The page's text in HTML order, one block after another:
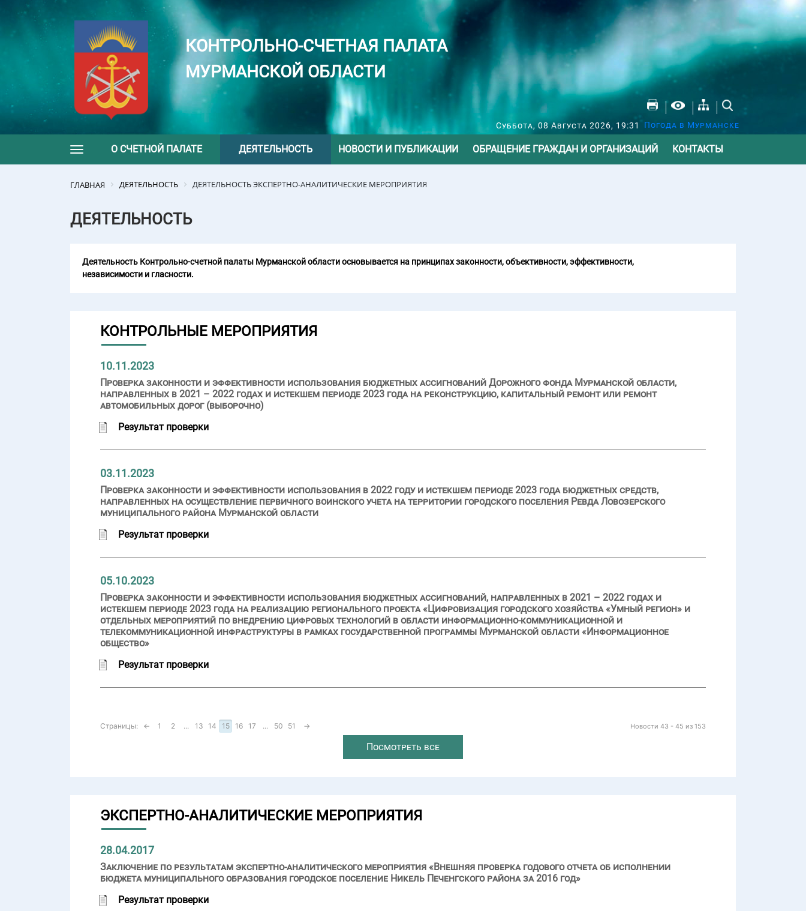
КОНТРОЛЬНО-СЧЕТНАЯ ПАЛАТА
МУРМАНСКОЙ ОБЛАСТИ
Суббота, 08 Августа 2026, 19:31 Погода в Мурманске
Toggle navigation
О СЧЕТНОЙ ПАЛАТЕ ДЕЯТЕЛЬНОСТЬ НОВОСТИ И ПУБЛИКАЦИИ ОБРАЩЕНИЕ ГРАЖДАН И ОРГАНИЗАЦИЙ КОНТАКТЫ
ГЛАВНАЯ ДЕЯТЕЛЬНОСТЬ ДЕЯТЕЛЬНОСТЬ ЭКСПЕРТНО-АНАЛИТИЧЕСКИЕ МЕРОПРИЯТИЯ
ДЕЯТЕЛЬНОСТЬ
Деятельность Контрольно-счетной палаты Мурманской области основывается на принципах законности, объективности, эффективности,
независимости и гласности.
КОНТРОЛЬНЫЕ МЕРОПРИЯТИЯ
10.11.2023
Проверка законности и эффективности использования бюджетных ассигнований Дорожного фонда Мурманской области,
направленных в 2021 – 2022 годах и истекшем периоде 2023 года на реконструкцию, капитальный ремонт или ремонт
автомобильных дорог (выборочно)
Результат проверки
03.11.2023
Проверка законности и эффективности использования в 2022 году и истекшем периоде 2023 года бюджетных средств,
направленных на осуществление первичного воинского учета на территории городского поселения Ревда Ловозерского
муниципального района Мурманской области
Результат проверки
05.10.2023
Проверка законности и эффективности использования бюджетных ассигнований, направленных в 2021 – 2022 годах и
истекшем периоде 2023 года на реализацию регионального проекта «Цифровизация городского хозяйства «Умный регион» и
отдельных мероприятий по внедрению цифровых технологий в области информационно-коммуникационной и
телекоммуникационной инфраструктуры в рамках государственной программы Мурманской области «Информационное
общество»
Результат проверки
Новости 43 - 45 из 153
Страницы: ← 1 2 ... 13 14 15 16 17 ... 50 51 →
Посмотреть все
ЭКСПЕРТНО-АНАЛИТИЧЕСКИЕ МЕРОПРИЯТИЯ
28.04.2017
Заключение по результатам экспертно-аналитического мероприятия «Внешняя проверка годового отчета об исполнении
бюджета муниципального образования городское поселение Никель Печенгского района за 2016 год»
Результат проверки